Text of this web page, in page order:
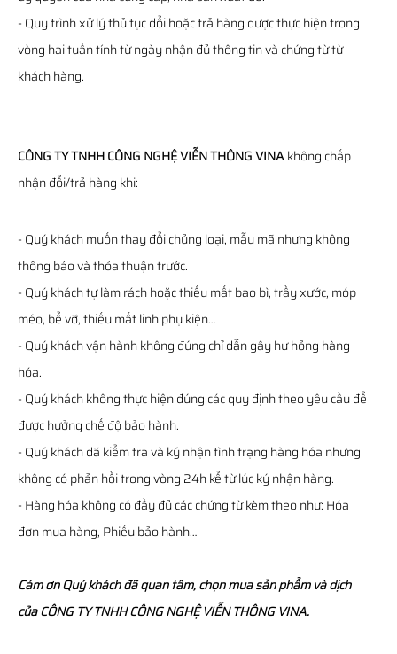
- Quy trình xử lý thủ tục đổi hoặc trả hàng được thực hiện trong
vòng hai tuần tính từ ngày nhận đủ thông tin và chứng từ từ
khách hàng.
CÔNG TY TNHH CÔNG NGHỆ VIỄN THÔNG VINAkhông chấp
nhận đổi/trả hàng khi:
- Quý khách muốn thay đổi chủng loại, mẫu mã nhưng không
thông báo và thỏa thuận trước.
- Quý khách tự làm rách hoặc thiếu mất bao bì, trầy xước, móp
méo, bể vỡ, thiếu mất linh phụ kiện…
- Quý khách vận hành không đúng chỉ dẫn gây hư hỏng hàng
hóa.
- Quý khách không thực hiện đúng các quy định theo yêu cầu để
được hưởng chế độ bảo hành.
- Quý khách đã kiểm tra và ký nhận tình trạng hàng hóa nhưng
không có phản hồi trong vòng 24h kể từ lúc ký nhận hàng.
- Hàng hóa không có đầy đủ các chứng từ kèm theo như: Hóa
đơn mua hàng, Phiếu bảo hành…
Cám ơn Quý khách đã quan tâm, chọn mua sản phẩm và dịch
của CÔNG TY TNHH CÔNG NGHỆ VIỄN THÔNG VINA.